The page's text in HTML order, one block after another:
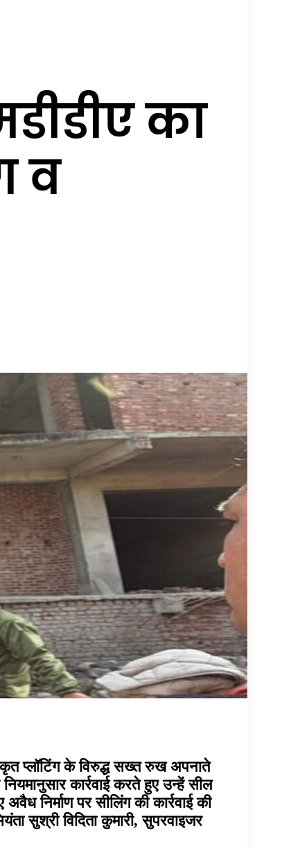
का
व
प्लॉटिंग के विरुद्ध सख्त रुख अपनाते
कार्रवाई करते हुए उन्हें सील
निर्माण पर सीलिंग की कार्रवाई की
सुश्री विदिता कुमारी, सुपरवाइजर